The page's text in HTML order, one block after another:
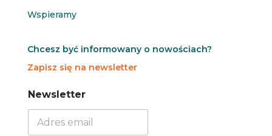
Wspieramy
Chcesz być informowany o nowościach?
Zapisz się na newsletter
N
N
Newsletter